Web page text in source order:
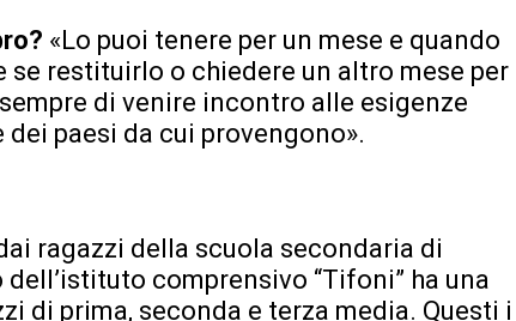
«Lo puoi tenere per un mese e quando
se restituirlo o chiedere un altro mese per
di venire incontro alle esigenze
paesi da cui provengono».
ragazzi della scuola secondaria di
comprensivo “Tifoni” ha una
di prima, seconda e terza media. Questi i